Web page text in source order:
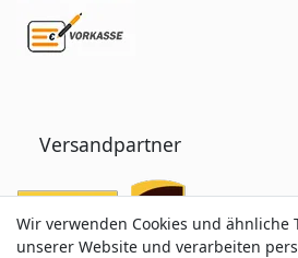
Versandpartner
Wir verwenden Cookies und ähnliche
unserer Website und verarbeiten
Wir verwenden Cookies und ähnliche
unserer Website und verarbeiten